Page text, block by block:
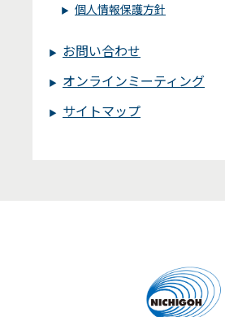
個人情報保護方針
お問い合わせ
オンラインミーティング
サイトマップ